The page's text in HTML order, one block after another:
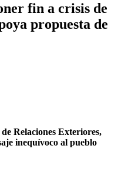
fin a crisis de
propuesta de
Relaciones Exteriores,
inequívoco al pueblo